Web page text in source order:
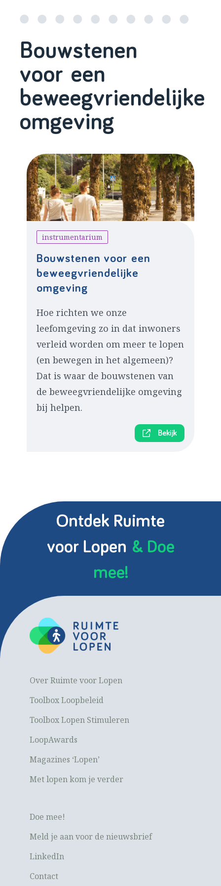
Bouwstenen
voor een
beweegvriendelijke
omgeving
instrumentarium
Bouwstenen voor een
beweegvriendelijke
omgeving
Hoe richten we onze
leefomgeving zo in dat inwoners
verleid worden om meer te lopen
(en bewegen in het algemeen)?
Dat is waar de bouwstenen van
de beweegvriendelijke omgeving
bij helpen.
Bekijk
Ontdek Ruimte
voor Lopen & Doe
mee!
Over Ruimte voor Lopen
Toolbox Loopbeleid
Toolbox Lopen Stimuleren
LoopAwards
Magazines ‘Lopen’
Met lopen kom je verder
Doe mee!
Meld je aan voor de nieuwsbrief
LinkedIn
Contact